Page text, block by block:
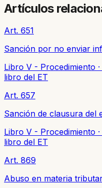
Artículos
Art. 651
Sanción por no enviar
Libro V - Procedimiento ·
libro del ET
Art. 657
Sanción de clausura del
Libro V - Procedimiento ·
libro del ET
Art. 869
Abuso en materia